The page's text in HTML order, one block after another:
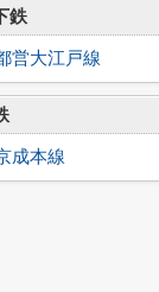
鉄
営大江戸線
成本線